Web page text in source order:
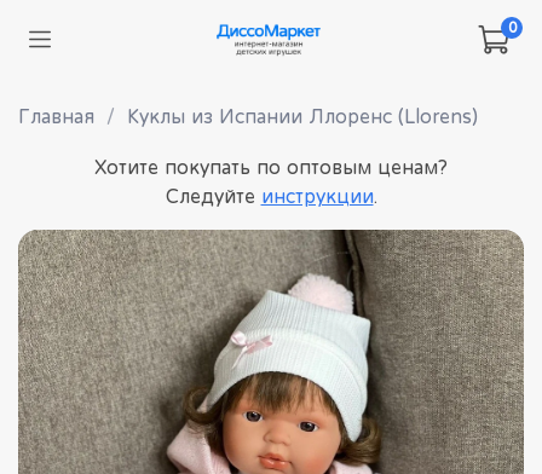
0
Главная Куклы из Испании Ллоренс (Llorens)
Хотите покупать по оптовым ценам?
Следуйте инструкции.